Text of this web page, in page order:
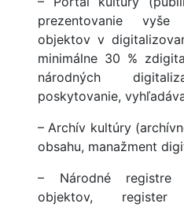
prezentovanie
objektov v
minimálne 30 %
národných
poskytovanie,
– Archív kultúry
obsahu, manažment
– Národné registre
objektov,